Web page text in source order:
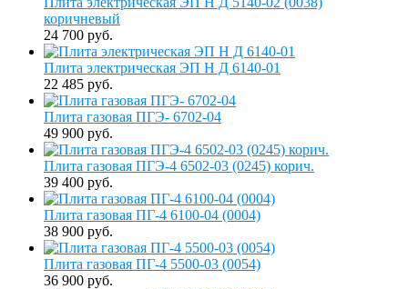
коричневый
24 700 руб.
Плита электрическая ЭП Н Д 6140-01
22 485 руб.
Плита газовая ПГЭ- 6702-04
49 900 руб.
Плита газовая ПГЭ-4 6502-03 (0245) корич.
39 400 руб.
Плита газовая ПГ-4 6100-04 (0004)
38 900 руб.
Плита газовая ПГ-4 5500-03 (0054)
36 900 руб.